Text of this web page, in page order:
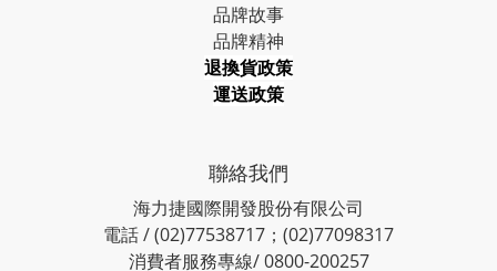
品牌故事
品牌精神
退換貨政策
運送政策
聯絡我們
海力捷國際開發股份有限公司
電話 / (02)77538717；(02)77098317
消費者服務專線/ 0800-200257